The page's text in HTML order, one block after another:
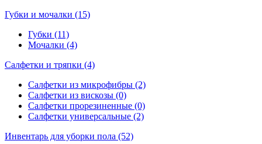
Губки и мочалки (15)
Губки (11)
Мочалки (4)
Салфетки и тряпки (4)
Салфетки из микрофибры (2)
Салфетки из вискозы (0)
Салфетки прорезиненные (0)
Салфетки универсальные (2)
Инвентарь для уборки пола (52)